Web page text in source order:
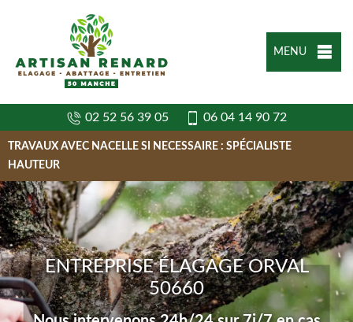
MENU
02 52 56 39 05 06 04 14 90 72
TRAVAUX AVEC NACELLE SI NECESSAIRE : SPÉCIALISTE
HAUTEUR
ENTREPRISE ÉLAGAGE ORVAL
50660